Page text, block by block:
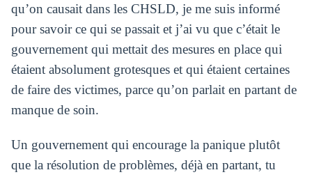
qu’on causait dans les CHSLD, je me suis informé
pour savoir ce qui se passait et j’ai vu que c’était le
gouvernement qui mettait des mesures en place qui
étaient absolument grotesques et qui étaient certaines
de faire des victimes, parce qu’on parlait en partant de
manque de soin.
Un gouvernement qui encourage la panique plutôt
que la résolution de problèmes, déjà en partant, tu